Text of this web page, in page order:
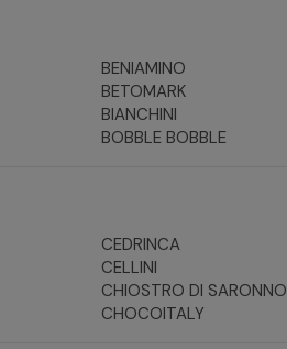
BENIAMINO
BETOMARK
BIANCHINI
BOBBLE BOBBLE
CEDRINCA
CELLINI
CHIOSTRO DI SARONNO
CHOCOITALY